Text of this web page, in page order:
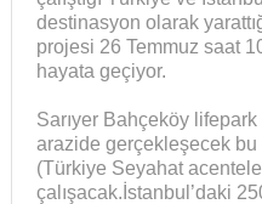
destinasyon olarak
projesi 26 Temmuz saat
hayata geçiyor.
Sarıyer Bahçeköy
arazide gerçekleşecek
(Türkiye Seyahat
çalışacak.İstanbul’daki